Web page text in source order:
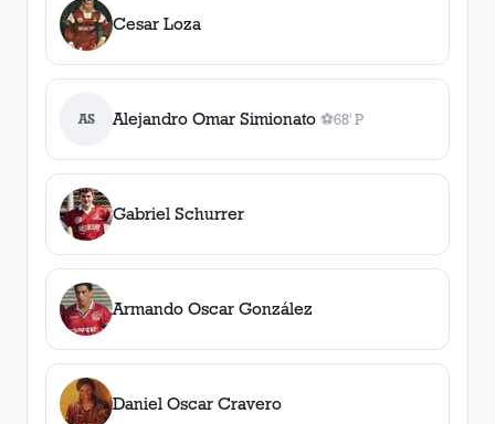
Cesar Loza
AS Alejandro Omar Simionato ⚽
1gol , 68' P
68' P
Gabriel Schurrer
Armando Oscar González
Daniel Oscar Cravero